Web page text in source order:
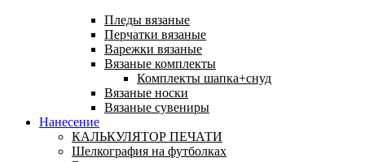
Пледы вязаные
Перчатки вязаные
Варежки вязаные
Вязаные комплекты
Комплекты шапка+снуд
Вязаные носки
Вязаные сувениры
Нанесение
КАЛЬКУЛЯТОР ПЕЧАТИ
Шелкография на футболках